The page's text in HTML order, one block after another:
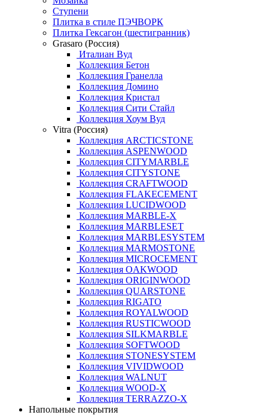
Ступени
Плитка в стиле ПЭЧВОРК
Плитка Гексагон (шестигранник)
Grasaro (Россия)
Италиан Вуд
Коллекция Бетон
Коллекция Гранелла
Коллекция Домино
Коллекция Кристал
Коллекция Сити Стайл
Коллекция Хоум Вуд
Vitra (Россия)
Коллекция ARCTICSTONE
Коллекция ASPENWOOD
Коллекция CITYMARBLE
Коллекция CITYSTONE
Коллекция CRAFTWOOD
Коллекция FLAKECEMENT
Коллекция LUCIDWOOD
Коллекция MARBLE-X
Коллекция MARBLESET
Коллекция MARBLESYSTEM
Коллекция MARMOSTONE
Коллекция MICROCEMENT
Коллекция OAKWOOD
Коллекция ORIGINWOOD
Коллекция QUARSTONE
Коллекция RIGATO
Коллекция ROYALWOOD
Коллекция RUSTICWOOD
Коллекция SILKMARBLE
Коллекция SOFTWOOD
Коллекция STONESYSTEM
Коллекция VIVIDWOOD
Коллекция WALNUT
Коллекция WOOD-X
Коллекция ТЕRRАZZO-X
Напольные покрытия